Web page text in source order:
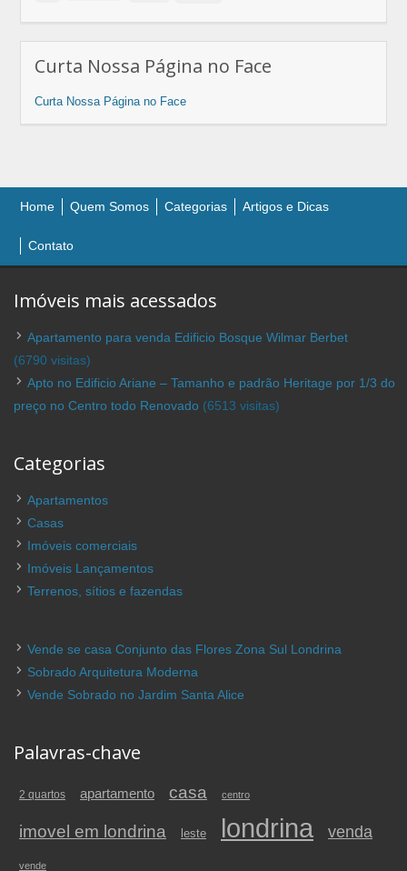
Curta Nossa Página no Face
Curta Nossa Página no Face
Home Quem Somos Categorias Artigos e Dicas
Contato
Imóveis mais acessados
Apartamento para venda Edificio Bosque Wilmar Berbet
(6790 visitas)
Apto no Edificio Ariane – Tamanho e padrão Heritage por 1/3 do
preço no Centro todo Renovado (6513 visitas)
Categorias
Apartamentos
Casas
Imóveis comerciais
Imóveis Lançamentos
Terrenos, sítios e fazendas
Vende se casa Conjunto das Flores Zona Sul Londrina
Sobrado Arquitetura Moderna
Vende Sobrado no Jardim Santa Alice
Palavras-chave
2 quartos apartamento casa centro
imovel em londrina leste londrina venda
vende